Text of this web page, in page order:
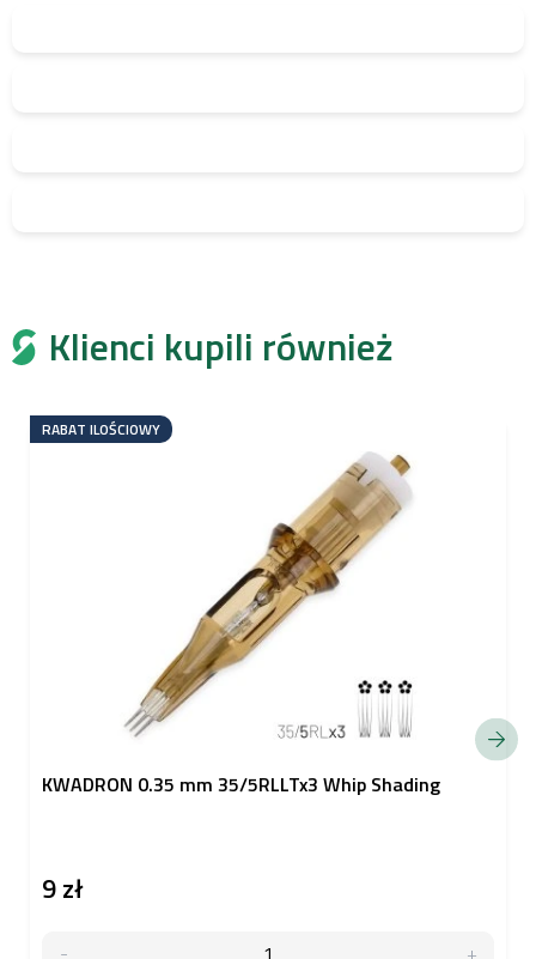
Klienci kupili również
RABAT ILOŚCIOWY
KWADRON 0.35 mm 35/5RLLTx3 Whip Shading
9 zł